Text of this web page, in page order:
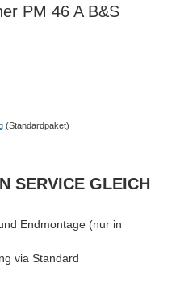
PM 46 A B&S
(Standardpaket)
SERVICE GLEICH
Endmontage (nur in
via Standard